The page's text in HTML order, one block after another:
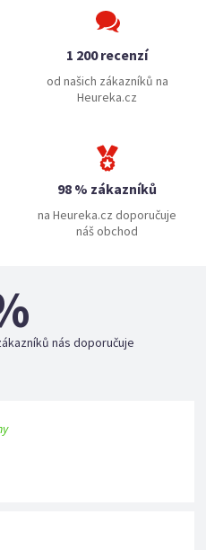
1 200 recenzí
od našich zákazníků na
Heureka.cz
98 % zákazníků
na Heureka.cz doporučuje
náš obchod
nás doporučuje